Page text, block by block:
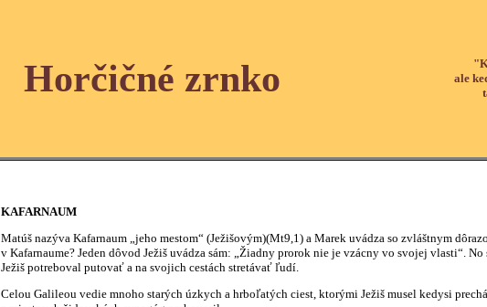
Horčičné zrnko
ale
KAFARNAUM
Matúš nazýva Kafarnaum „jeho mestom“ (Ježišovým)(Mt9,1) a Marek uvádza so zvláštnym
v Kafarnaume? Jeden dôvod Ježiš uvádza sám: „Žiadny prorok nie je vzácny vo svojej vlasti“.
Ježiš potreboval putovať a na svojich cestách stretávať ľudí.
Celou Galileou vedie mnoho starých úzkych a hrboľatých ciest, ktorými Ježiš musel kedysi